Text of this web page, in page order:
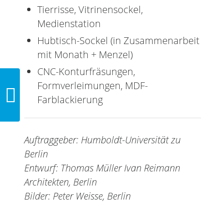
Tierrisse, Vitrinensockel,
Medienstation
Hubtisch-Sockel (in Zusammenarbeit
mit Monath + Menzel)
CNC-Konturfräsungen,
Formverleimungen, MDF-
Farblackierung
Auftraggeber: Humboldt-Universität zu
Berlin
Entwurf: Thomas Müller Ivan Reimann
Architekten, Berlin
Bilder: Peter Weisse, Berlin
Frei geformter Handlauf
aus Eiche — Objekte &